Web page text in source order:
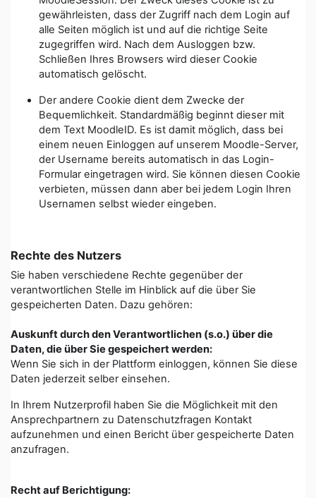
gewährleisten, dass der Zugriff nach dem Login auf
alle Seiten möglich ist und auf die richtige Seite
zugegriffen wird. Nach dem Ausloggen bzw.
Schließen Ihres Browsers wird dieser Cookie
automatisch gelöscht.
Der andere Cookie dient dem Zwecke der
Bequemlichkeit. Standardmäßig beginnt dieser mit
dem Text MoodleID. Es ist damit möglich, dass bei
einem neuen Einloggen auf unserem Moodle-Server,
der Username bereits automatisch in das Login-
Formular eingetragen wird. Sie können diesen Cookie
verbieten, müssen dann aber bei jedem Login Ihren
Usernamen selbst wieder eingeben.
Rechte des Nutzers
Sie haben verschiedene Rechte gegenüber der
verantwortlichen Stelle im Hinblick auf die über Sie
gespeicherten Daten. Dazu gehören:
Auskunft durch den Verantwortlichen (s.o.) über die
Daten, die über Sie gespeichert werden:
Wenn Sie sich in der Plattform einloggen, können Sie diese
Daten jederzeit selber einsehen.
In Ihrem Nutzerprofil haben Sie die Möglichkeit mit den
Ansprechpartnern zu Datenschutzfragen Kontakt
aufzunehmen und einen Bericht über gespeicherte Daten
anzufragen.
Recht auf Berichtigung: